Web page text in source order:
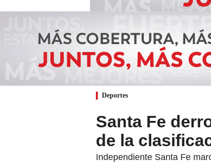
Deportes
Santa Fe
de la
Independiente Santa Fe